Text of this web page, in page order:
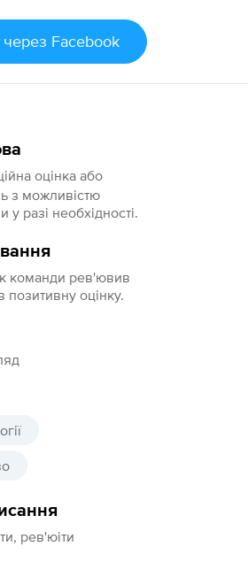
через Facebook
оцінка або
з можливістю
у разі необхідності.
команди рев'ювив
позитивну оцінку.
рев'юіти